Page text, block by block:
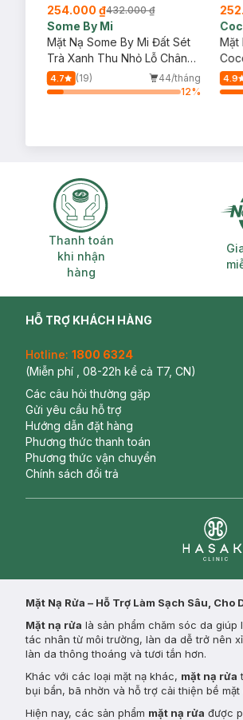
254.000 ₫432.000 ₫
Some By Mi
Mặt Nạ Some By Mi Đất Sét
Trà Xanh Thu Nhỏ Lỗ Chân
Lông 100g
4.7 (19)
44/tháng
12%
Mặt
Mịn
4.9
Thanh toán khi nhận hàng
Thanh toán
khi nhận
hàng
HỖ TRỢ KHÁCH HÀNG
Hotline: 1800 6324
(Miễn phí , 08-22h kể cả T7, CN)
Các câu hỏi thường gặp
Gửi yêu cầu hỗ trợ
Hướng dẫn đặt hàng
Phương thức thanh toán
Phương thức vận chuyển
Chính sách đổi trả
Mặt Nạ Rửa – Hỗ Trợ Làm Sạch Sâu, Cho
Mặt nạ rửa là sản phẩm chăm sóc da
tác nhân từ môi trường, làn da dễ trở nên
làn da thông thoáng và tươi tắn hơn.
Khác với các loại mặt nạ khác, mặt nạ rửa
bụi bẩn, bã nhờn và hỗ trợ cải thiện bề
Hiện nay, các sản phẩm mặt nạ rửa được